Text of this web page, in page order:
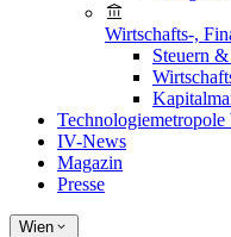
Wirtschafts-,
Steuern
Technologiemetropole
IV-News
Magazin
Presse
Wien